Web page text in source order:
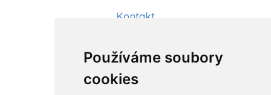
Používáme soubory
cookies
Kontakt
Články
Kurzy a workshopy